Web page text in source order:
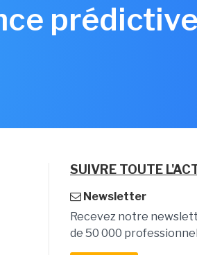
prédictive
SUIVRE TOUTE
Newsletter
Recevez notre
de 50 000